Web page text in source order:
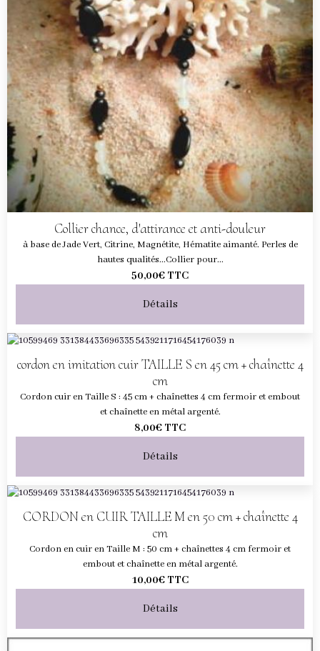
Collier chance, d'attirance et anti-douleur
à base de Jade Vert, Citrine, Magnétite, Hématite aimanté. Perles de
hautes qualités...Collier pour...
50,00€ TTC
Détails
cordon en imitation cuir TAILLE S en 45 cm + chaînette 4
cm
Cordon cuir en Taille S : 45 cm + chaînettes 4 cm fermoir et embout
et chaînette en métal argenté.
8,00€ TTC
Détails
CORDON en CUIR TAILLE M en 50 cm + chaînette 4
cm
Cordon en cuir en Taille M : 50 cm + chaînettes 4 cm fermoir et
embout et chaînette en métal argenté.
10,00€ TTC
Détails